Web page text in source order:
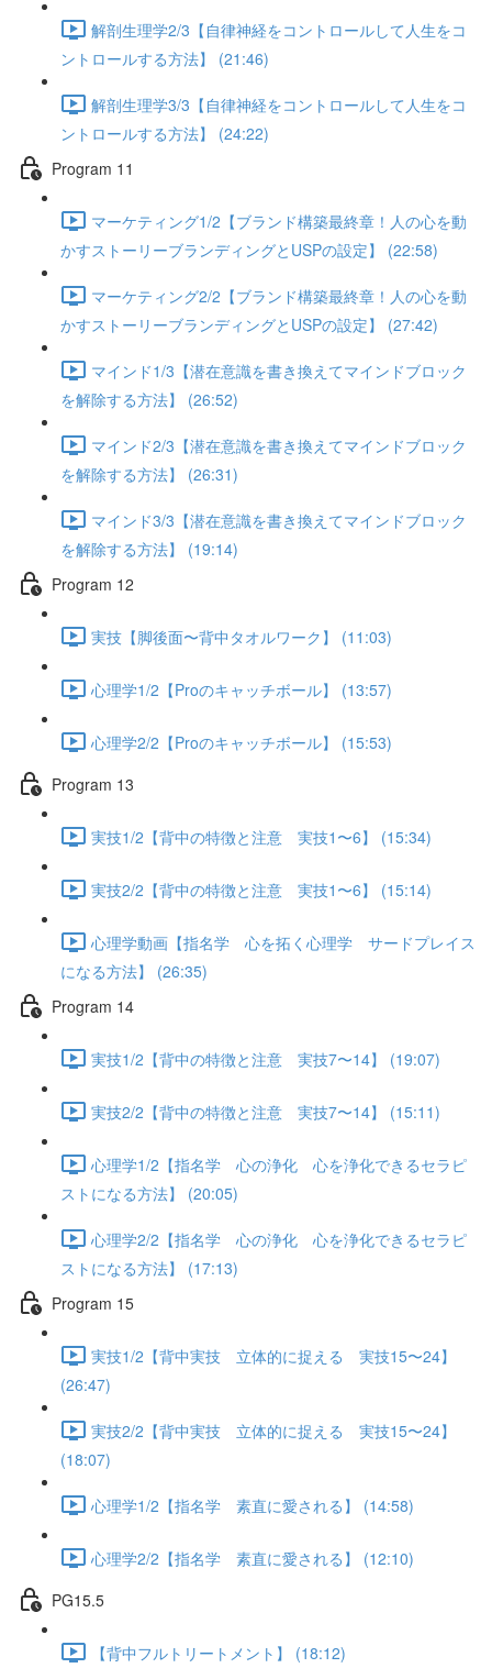
解剖生理学2/3【自律神経をコントロールして人生をコ
ントロールする方法】 (21:46)
解剖生理学3/3【自律神経をコントロールして人生をコ
ントロールする方法】 (24:22)
Program 11
マーケティング1/2【ブランド構築最終章！人の心を動
かすストーリーブランディングとUSPの設定】 (22:58)
マーケティング2/2【ブランド構築最終章！人の心を動
かすストーリーブランディングとUSPの設定】 (27:42)
マインド1/3【潜在意識を書き換えてマインドブロック
を解除する方法】 (26:52)
マインド2/3【潜在意識を書き換えてマインドブロック
を解除する方法】 (26:31)
マインド3/3【潜在意識を書き換えてマインドブロック
を解除する方法】 (19:14)
Program 12
実技【脚後面〜背中タオルワーク】 (11:03)
心理学1/2【Proのキャッチボール】 (13:57)
心理学2/2【Proのキャッチボール】 (15:53)
Program 13
実技1/2【背中の特徴と注意 実技1〜6】 (15:34)
実技2/2【背中の特徴と注意 実技1〜6】 (15:14)
心理学動画【指名学 心を拓く心理学 サードプレイス
になる方法】 (26:35)
Program 14
実技1/2【背中の特徴と注意 実技7〜14】 (19:07)
実技2/2【背中の特徴と注意 実技7〜14】 (15:11)
心理学1/2【指名学 心の浄化 心を浄化できるセラピ
ストになる方法】 (20:05)
心理学2/2【指名学 心の浄化 心を浄化できるセラピ
ストになる方法】 (17:13)
Program 15
実技1/2【背中実技 立体的に捉える 実技15〜24】
(26:47)
実技2/2【背中実技 立体的に捉える 実技15〜24】
(18:07)
心理学1/2【指名学 素直に愛される】 (14:58)
心理学2/2【指名学 素直に愛される】 (12:10)
PG15.5
【背中フルトリートメント】 (18:12)